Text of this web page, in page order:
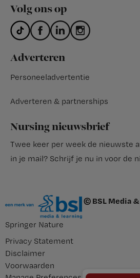
Volg ons op
Adverteren
Personeeladvertentie
Adverteren & partnerships
Nursing nieuwsbrief
Twee keer per week de nieuwste
in je mail? Schrijf je nu in voor de
© BSL Media
Springer Nature
Privacy Statement
Disclaimer
Voorwaarden